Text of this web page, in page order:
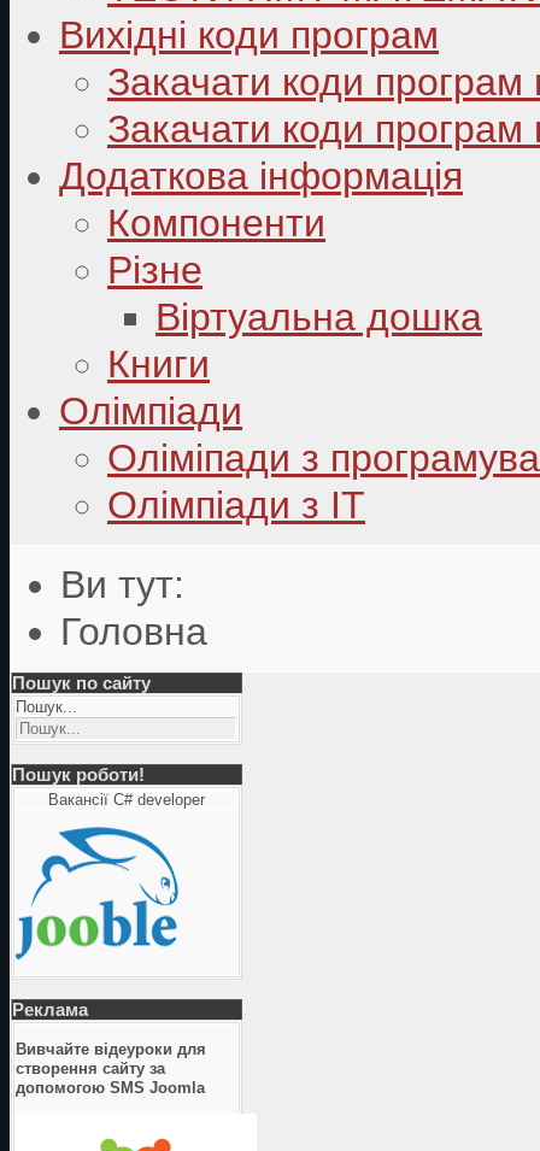
Вихідні коди програм
Закачати коди програм
Закачати коди програм
Додаткова інформація
Компоненти
Різне
Віртуальна дошка
Книги
Олімпіади
Оліміпади з
Олімпіади з ІТ
Ви тут:
Головна
Пошук по сайту
Пошук...
Пошук роботи!
Вакансії C# developer
Реклама
Вивчайте відеуроки для
створення сайту за
допомогою SMS Joomla